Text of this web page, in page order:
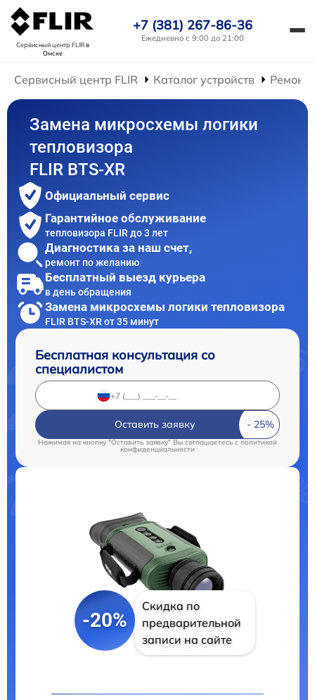
Сервисный центр FLIRв
Омске
+7 (381) 267-86-36
Ежедневно с 9:00 до 21:00
Сервисный центр FLIR Каталог устройств Ремонт
Замена микросхемы логики
тепловизора
FLIR BTS-XR
Официальный сервис
Гарантийное обслуживание
тепловизора FLIR до 3 лет
Диагностика за наш счет,
ремонт по желанию
Бесплатный выезд курьера
в день обращения
Замена микросхемы логики тепловизора
FLIR BTS-XR от 35 минут
Бесплатная консультация со
специалистом
Оставить заявку
Нажимая на кнопку "Оставить заявку" Вы соглашаетесь c политикой
конфиденциальности
-20%
Скидка по
предварительной
записи на сайте